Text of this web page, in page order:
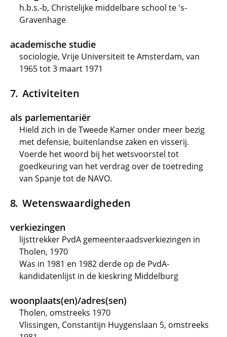
h.b.s.-b, Christelijke middelbare school te 's-
Gravenhage
academische studie
sociologie, Vrije Universiteit te Amsterdam, van
1965 tot 3 maart 1971
Activiteiten
als parlementariër
Hield zich in de Tweede Kamer onder meer bezig
met defensie, buitenlandse zaken en visserij.
Voerde het woord bij het wetsvoorstel tot
goedkeuring van het verdrag over de toetreding
van Spanje tot de NAVO.
Wetenswaardigheden
verkiezingen
lijsttrekker PvdA gemeenteraadsverkiezingen in
Tholen, 1970
Was in 1981 en 1982 derde op de PvdA-
kandidatenlijst in de kieskring Middelburg
woonplaats(en)/adres(sen)
Tholen, omstreeks 1970
Vlissingen, Constantijn Huygenslaan 5, omstreeks